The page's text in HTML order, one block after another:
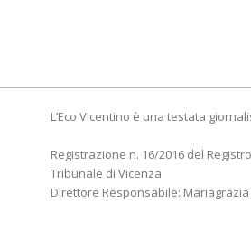
L’Eco Vicentino è una testata
Registrazione n. 16/2016 del
Tribunale di Vicenza
Direttore Responsabile: